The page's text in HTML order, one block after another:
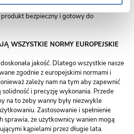
jest zawsze dokładnie sprawdzany.
bezpieczny i gotowy do
WSZYSTKIE NORMY EUROPEJSKIE
jakość. Dlatego wszystkie nasze
zgodnie z europejskimi normami i
zależy nam na tym aby zapewnić
i precyzję wykonania. Przede
na to żeby wanny były niezwykle
Zastosowanie i spełnienie
sprawia, że użytkownicy wanien mogą
kąpielami przez długie lata.